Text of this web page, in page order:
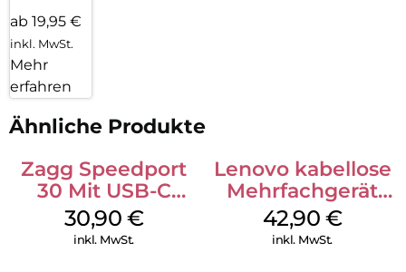
ab 19,95 €
inkl. MwSt.
Mehr
erfahren
Ähnliche Produkte
Zagg Speedport
30 Mit USB-C
Kabel Weiß
30,90 €
inkl. MwSt.
Lenovo kabellose
Mehrfachgerät
Luna Grey
42,90 €
inkl. MwSt.